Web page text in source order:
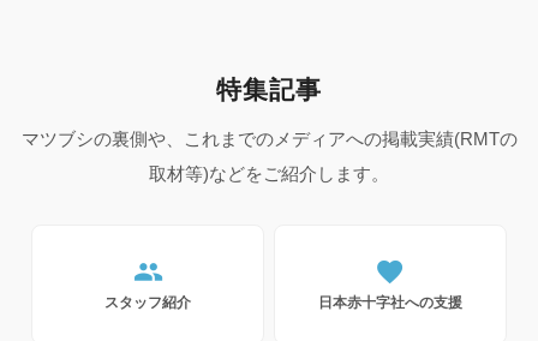
特集記事
マツブシの裏側や、これまでのメディアへの掲載実績(RMTの
取材等)などをご紹介します。
people
スタッフ紹介
favorite
日本赤十字社への支援